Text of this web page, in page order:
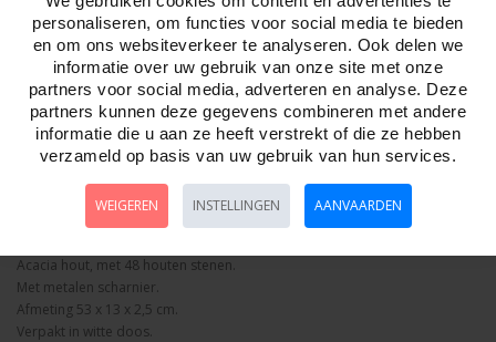
Aantal
Bestellen
Acacia hout, met 48 houten stenen.
Met metalen scharnier.
Afmeting 53 x 13 x 2,5 cm.
Verpakt in witte doos.
personaliseren, om functies voor social media te bieden
en om ons websiteverkeer te analyseren. Ook delen we
informatie over uw gebruik van onze site met onze
partners voor social media, adverteren en analyse. Deze
partners kunnen deze gegevens combineren met andere
informatie die u aan ze heeft verstrekt of die ze hebben
verzameld op basis van uw gebruik van hun services.
WEIGEREN INSTELLINGEN AANVAARDEN